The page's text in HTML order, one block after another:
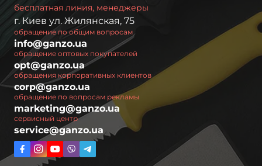
бесплатная линия, менеджеры
г. Киев ул. Жилянская, 75
обращение по общим вопросам
info@ganzo.ua
обращение оптовых покупателей
opt@ganzo.ua
обращения корпоративных клиентов
corp@ganzo.ua
обращение по вопросам рекламы
marketing@ganzo.ua
сервисный центр
service@ganzo.ua